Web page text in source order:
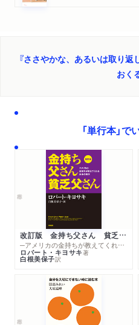
『ささやかな、あるいは取り返
おく
「単行本」
改訂版 金持ち父さん 貧乏父さん
─アメリカの金持ちが教えてくれるお金の哲学
ロバート・キヨサキ著
白根美保子訳